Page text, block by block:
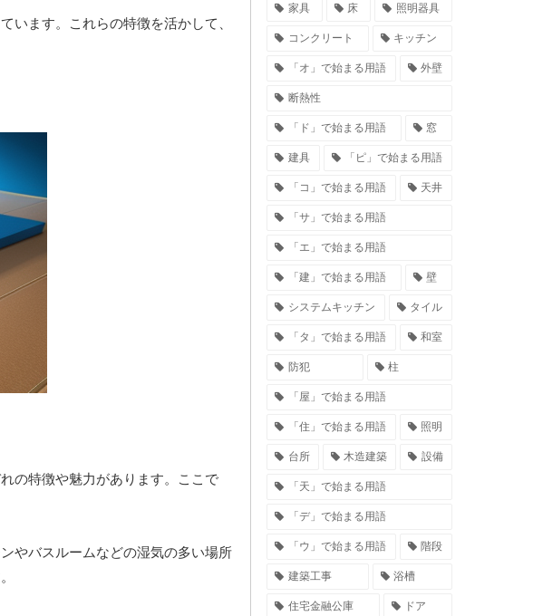
います。これらの特徴を活かして、
の特徴や魅力があります。ここで
やバスルームなどの湿気の多い場所
家具 床 照明器具
コンクリート キッチン
「オ」で始まる用語 外壁
断熱性
「ド」で始まる用語 窓
建具 「ピ」で始まる用語
「コ」で始まる用語 天井
「サ」で始まる用語
「エ」で始まる用語
「建」で始まる用語 壁
システムキッチン タイル
「タ」で始まる用語 和室
防犯 柱
「屋」で始まる用語
「住」で始まる用語 照明
台所 木造建築 設備
「天」で始まる用語
「デ」で始まる用語
「ウ」で始まる用語 階段
建築工事 浴槽
住宅金融公庫 ドア